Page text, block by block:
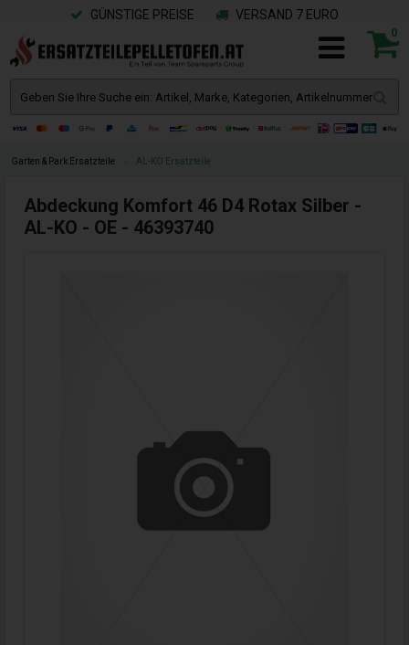
GÜNSTIGE PREISE VERSAND 7 EURO
0
Garten & Park Ersatzteile AL-KO Ersatzteile
Abdeckung Komfort 46 D4 Rotax Silber -
AL-KO - OE - 46393740